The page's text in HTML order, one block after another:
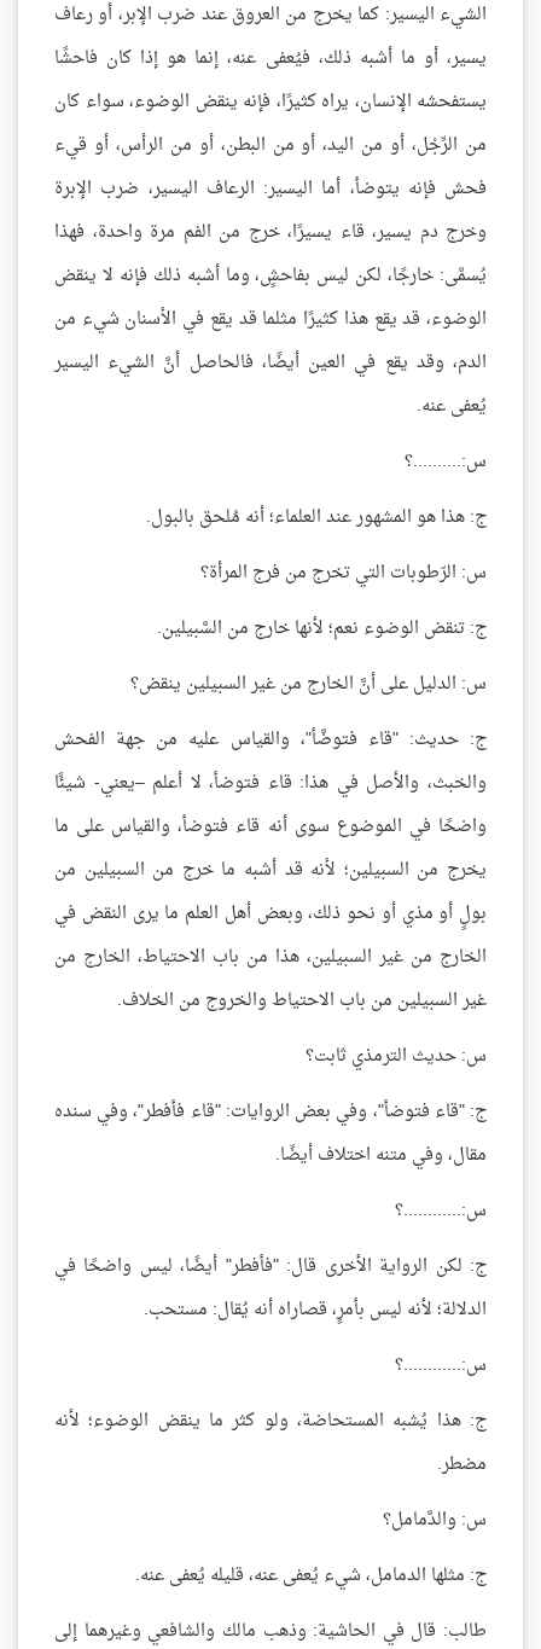
الشيء اليسير: كما يخرج من العروق عند ضرب الإبر، أو رعاف
يسير، أو ما أشبه ذلك، فيُعفى عنه، إنما هو إذا كان فاحشًا
يستفحشه الإنسان، يراه كثيرًا، فإنه ينقض الوضوء، سواء كان
من الرِّجْل، أو من اليد، أو من البطن، أو من الرأس، أو قيء
فحش فإنه يتوضأ، أما اليسير: الرعاف اليسير، ضرب الإبرة
وخرج دم يسير، قاء يسيرًا، خرج من الفم مرة واحدة، فهذا
يُسمَّى: خارجًا، لكن ليس بفاحشٍ، وما أشبه ذلك فإنه لا ينقض
الوضوء، قد يقع هذا كثيرًا مثلما قد يقع في الأسنان شيء من
الدم، وقد يقع في العين أيضًا، فالحاصل أنَّ الشيء اليسير
يُعفى عنه.
س:..........؟
ج: هذا هو المشهور عند العلماء؛ أنه مُلحق بالبول.
س: الرّطوبات التي تخرج من فرج المرأة؟
ج: تنقض الوضوء نعم؛ لأنها خارج من السَّبيلين.
س: الدليل على أنَّ الخارج من غير السبيلين ينقض؟
ج: حديث: "قاء فتوضَّأ"، والقياس عليه من جهة الفحش
والخبث، والأصل في هذا: قاء فتوضأ، لا أعلم –يعني- شيئًا
واضحًا في الموضوع سوى أنه قاء فتوضأ، والقياس على ما
يخرج من السبيلين؛ لأنه قد أشبه ما خرج من السبيلين من
بولٍ أو مذي أو نحو ذلك، وبعض أهل العلم ما يرى النقض في
الخارج من غير السبيلين، هذا من باب الاحتياط، الخارج من
غير السبيلين من باب الاحتياط والخروج من الخلاف.
س: حديث الترمذي ثابت؟
ج: "قاء فتوضأ"، وفي بعض الروايات: "قاء فأفطر"، وفي سنده
مقال، وفي متنه اختلاف أيضًا.
س:............؟
ج: لكن الرواية الأخرى قال: "فأفطر" أيضًا، ليس واضحًا في
الدلالة؛ لأنه ليس بأمرٍ، قصاراه أنه يُقال: مستحب.
س:............؟
ج: هذا يُشبه المستحاضة، ولو كثر ما ينقض الوضوء؛ لأنه
مضطر.
س: والدَّمامل؟
ج: مثلها الدمامل، شيء يُعفى عنه، قليله يُعفى عنه.
طالب: قال في الحاشية: وذهب مالك والشافعي وغيرهما إلى